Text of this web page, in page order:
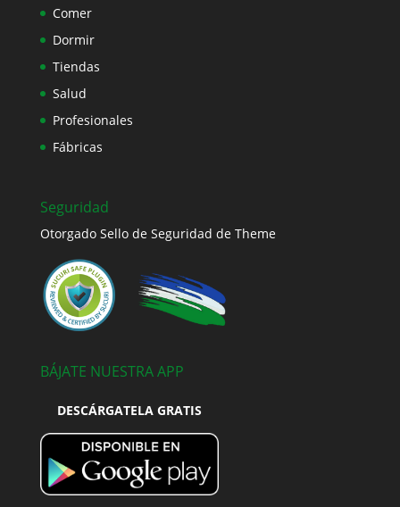
Comer
Dormir
Tiendas
Salud
Profesionales
Fábricas
Seguridad
Otorgado Sello de Seguridad de Theme
BÁJATE NUESTRA APP
DESCÁRGATELA GRATIS